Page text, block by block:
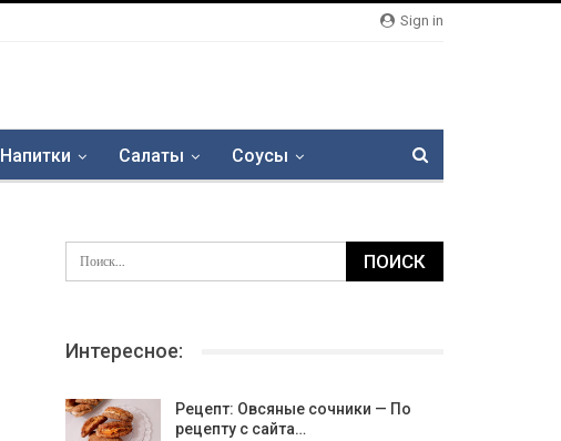
Sign in
Напитки Салаты Соусы
Интересное:
Рецепт: Овсяные сочники — По
рецепту с сайта…